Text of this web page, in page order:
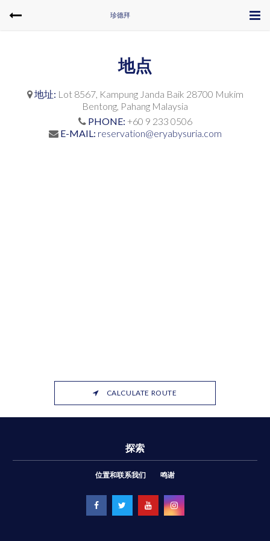
珍德拜
地点
地址 Lot 8567, Kampung Janda Baik 28700 Mukim
Bentong, Pahang Malaysia
PHONE +60 9 233 0506
E-MAIL reservation@eryabysuria.com
CALCULATE ROUTE
探索
位置和联系我们 鸣谢